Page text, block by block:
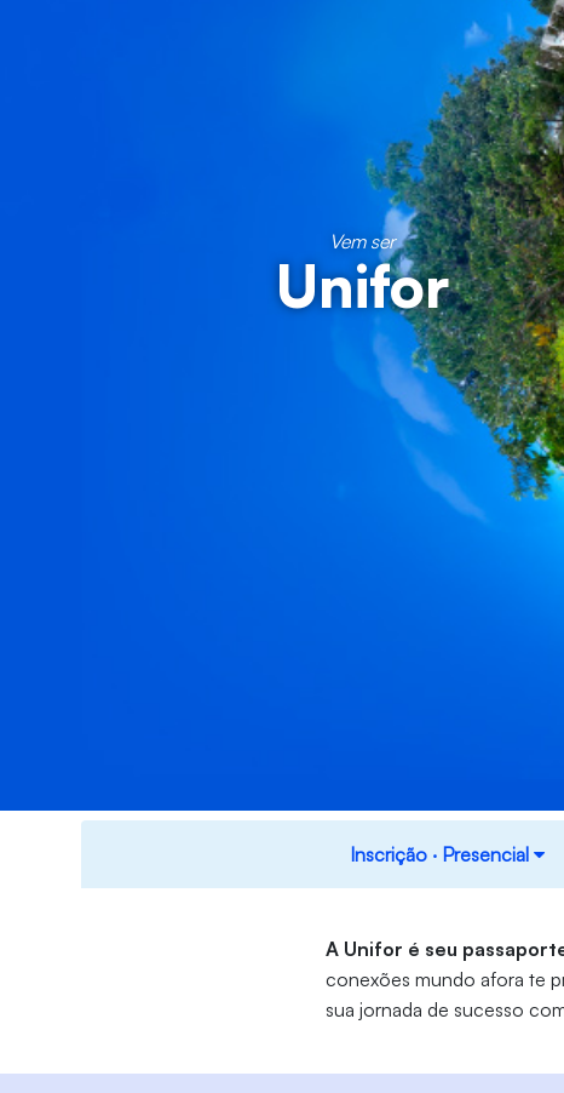
Vem ser
Unifor
Inscrição ‧ Presencial
A Unifor é seu
conexões mundo afora te
sua jornada de sucesso